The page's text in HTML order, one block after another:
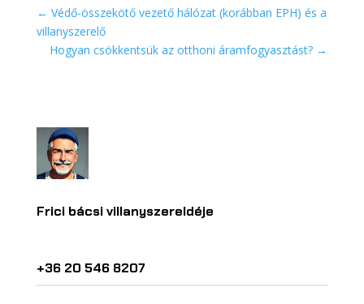
← Védő-összekötő vezető hálózat (korábban EPH) és a
villanyszerelő
Hogyan csökkentsük az otthoni áramfogyasztást? →
Frici bácsi villanyszereldéje
+36 20 546 8207